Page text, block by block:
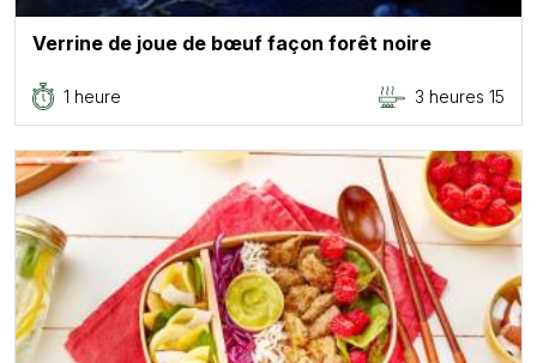
Verrine de joue de bœuf façon forêt noire
1 heure 3 heures 15